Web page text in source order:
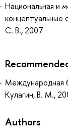
Национальная и
концептуальные
С. В., 2007
Международная
Кулагин, В. М.,
Authors